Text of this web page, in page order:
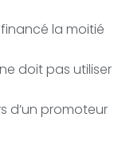
financé la moitié
ne doit pas utiliser
d’un promoteur